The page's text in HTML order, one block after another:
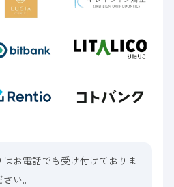
お電話でも受け付けておりま
い。